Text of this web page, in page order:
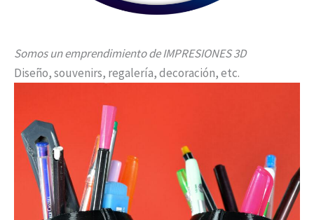
Somos un emprendimiento de IMPRESIONES 3D
Diseño, souvenirs, regalería, decoración, etc.